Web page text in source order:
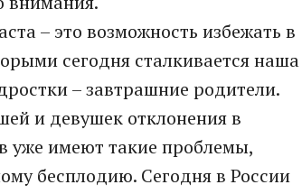
– это возможность избежать в
сегодня сталкивается наша
– завтрашние родители.
и девушек отклонения в
уже имеют такие проблемы,
бесплодию. Сегодня в России